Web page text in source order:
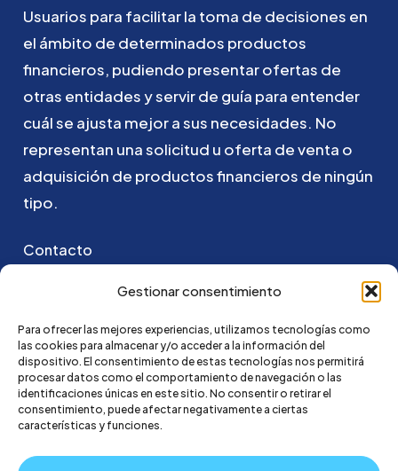
Gestionar consentimiento
Para ofrecer las mejores experiencias, utilizamos tecnologías como
las cookies para almacenar y/o acceder a la información del
dispositivo. El consentimiento de estas tecnologías nos permitirá
procesar datos como el comportamiento de navegación o las
identificaciones únicas en este sitio. No consentir o retirar el
consentimiento, puede afectar negativamente a ciertas
características y funciones.
Usuarios para facilitarla toma de decisiones en
el ámbito de determinados productos
financieros, pudiendo presentarofertas de
otras entidadesyservirde guía para entender
cuálse ajusta mejorasus necesidades. No
representan unasolicitud u oferta deventa o
adquisición de productosfinancieros de ningún
tipo.
Contacto
Puedes ponerte en contacto con nosotros
hola@credi4me.com